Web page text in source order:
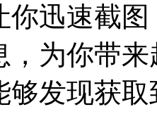
你迅速截
，为你带
够发现获